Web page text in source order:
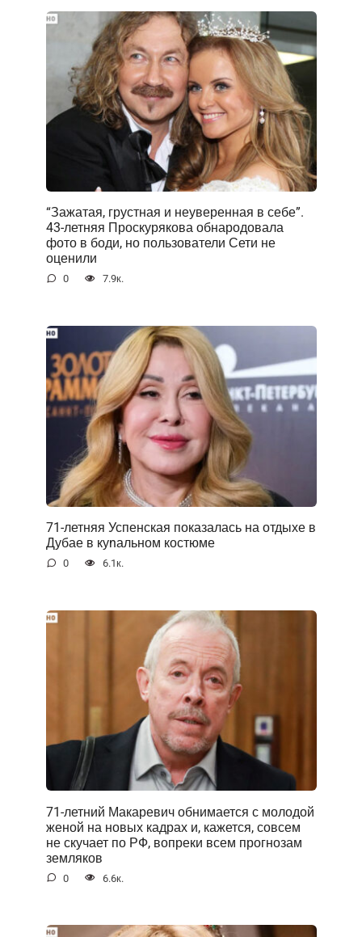
“Зажатая, грустная и неуверенная в себе”.
43-летняя Проскурякова обнародовала
фото в боди, но пользователи Сети не
оценили
0 7.9к.
71-летняя Успенская показалась на отдыхе в
Дубае в куnальном костюме
0 6.1к.
71-летний Макаревич обнимается с молодой
женой на новых кадрах и, кажется, совсем
не скучает по РФ, вопреки всем прогнозам
земляков
0 6.6к.